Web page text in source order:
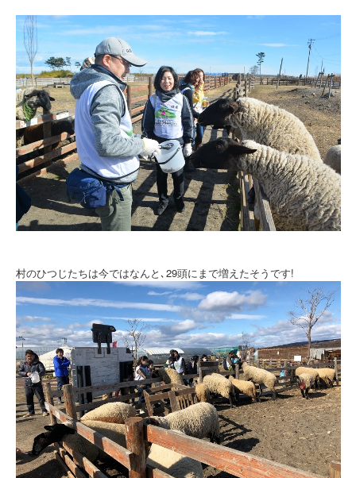
村のひつじたちは今ではなんと､29頭にまで増えたそうです!